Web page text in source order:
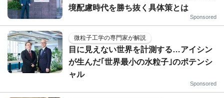
境配慮時代を勝ち抜く具体策とは
Sponsored
微粒子工学の専門家が解説
目に見えない世界を計測する…アイシン
が生んだ｢世界最小の水粒子｣のポテンシ
ャル
Sponsored